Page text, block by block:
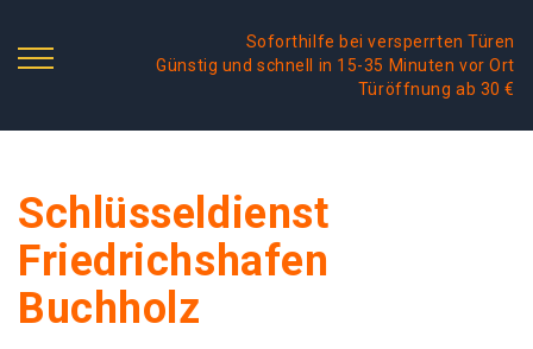
Soforthilfe bei versperrten Türen
Günstig und schnell in 15-35 Minuten vor Ort
Türöffnung ab 30 €
Schlüsseldienst
Friedrichshafen
Buchholz